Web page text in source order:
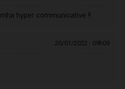
hyper communicative !!
20/01/2022 - 09h09